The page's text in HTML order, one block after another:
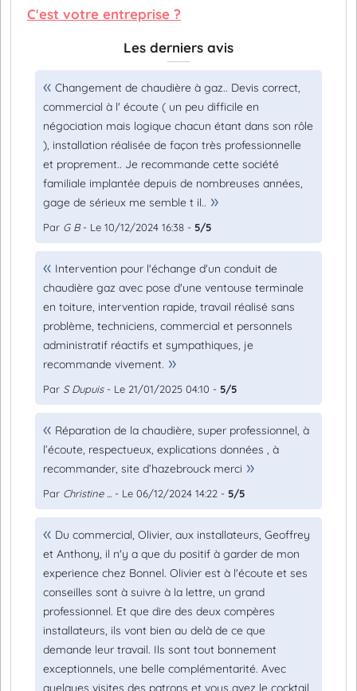
C'est votre entreprise ?
Les derniers avis
Changement de chaudière à gaz.. Devis correct,
commercial à l' écoute ( un peu difficile en
négociation mais logique chacun étant dans son rôle
), installation réalisée de façon très professionnelle
et proprement.. Je recommande cette société
familiale implantée depuis de nombreuses années,
gage de sérieux me semble t il..
Par G B- Le 10/12/2024 16:38 - 5/5
Intervention pour l'échange d'un conduit de
chaudière gaz avec pose d'une ventouse terminale
en toiture, intervention rapide, travail réalisé sans
problème, techniciens, commercial et personnels
administratif réactifs et sympathiques, je
recommande vivement.
Par S Dupuis- Le 21/01/2025 04:10 - 5/5
Réparation de la chaudière, super professionnel, à
l’écoute, respectueux, explications données , à
recommander, site d’hazebrouck merci
Par Christine ... - Le 06/12/2024 14:22 - 5/5
Du commercial, Olivier, aux installateurs, Geoffrey
et Anthony, il n'y a que du positif à garder de mon
experience chez Bonnel. Olivier est à l'écoute et ses
conseilles sont à suivre à la lettre, un grand
professionnel. Et que dire des deux compères
installateurs, ils vont bien au delà de ce que
demande leur travail. Ils sont tout bonnement
exceptionnels, une belle complémentarité. Avec
quelques visites des patrons et vous avez le cocktail